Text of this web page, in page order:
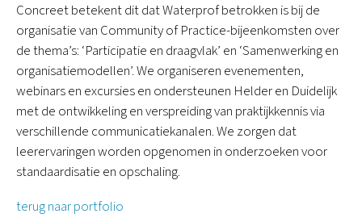
Concreet betekent dit dat Waterprof betrokken is bij de
organisatie van Community of Practice-bijeenkomsten over
de thema’s: ‘Participatie en draagvlak’ en ‘Samenwerking en
organisatiemodellen’. We organiseren evenementen,
webinars en excursies en ondersteunen Helder en Duidelijk
met de ontwikkeling en verspreiding van praktijkkennis via
verschillende communicatiekanalen. We zorgen dat
leerervaringen worden opgenomen in onderzoeken voor
standaardisatie en opschaling.
terug naar portfolio